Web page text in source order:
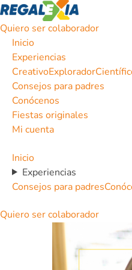
Quiero ser colaborador
Inicio
Experiencias
CreativoExplorador
Consejos para padres
Conócenos
Fiestas originales
Mi cuenta
Inicio
Experiencias
Consejos para padres
Quiero ser colaborador